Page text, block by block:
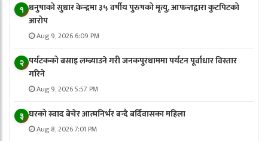
१ धनुषाको सुधार केन्द्रमा ३५ वर्षीय पुरुषको मृत्यु, आफन्तद्वारा कुटपिटको
आरोप
Aug 9, 2026 6:09 PM
२ पर्यटकको बसाइ लम्ब्याउने गरी जनकपुरधाममा पर्यटन पूर्वाधार विस्तार
गरिने
Aug 9, 2026 5:57 PM
३ घरको स्वाद बेचेर आत्मनिर्भर बन्दै बर्दिवासका महिला
Aug 8, 2026 7:01 PM